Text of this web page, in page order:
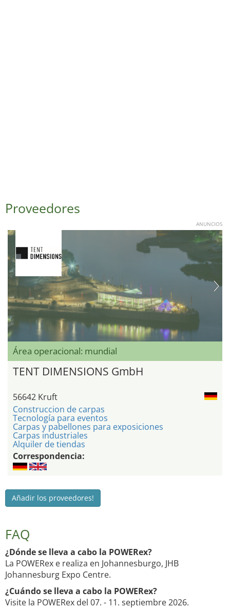
Proveedores
ANUNCIOS
Área operacional: mundial
TENT DIMENSIONS GmbH
56642 Kruft
Construccion de carpas
Tecnología para eventos
Carpas y pabellones para exposiciones
Carpas industriales
Alquiler de tiendas
Correspondencia:
Añadir los proveedores!
FAQ
¿Dónde se lleva a cabo la POWERex?
La POWERex e realiza en Johannesburgo, JHB
Johannesburg Expo Centre.
¿Cuándo se lleva a cabo la POWERex?
Visite la POWERex del 07. - 11. septiembre 2026.